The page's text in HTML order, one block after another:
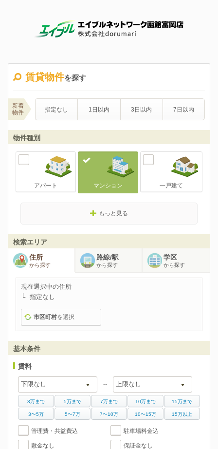
賃貸物件を探す
新着
物件
指定なし 1日以内 3日以内 7日以内
物件種別
アパート マンション 一戸建て
もっと見る
検索エリア
住所
から探す
路線/駅
から探す
学区
から探す
現在選択中の住所
指定なし
市区町村を選択
基本条件
賃料
～
3万まで 5万まで 7万まで 10万まで 15万まで
3〜5万 5〜7万 7〜10万 10〜15万 15万以上
管理費・共益費込 駐車場料金込
敷金なし 保証金なし